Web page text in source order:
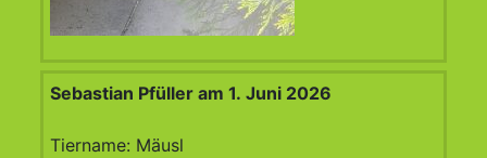
Sebastian Pfüller am 1. Juni 2026
Tiername: Mäusl